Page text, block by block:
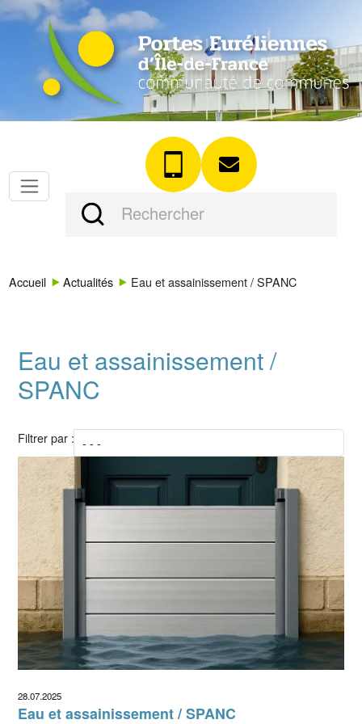
Accueil Actualités Eau et assainissement / SPANC
Eau et assainissement /
SPANC
Filtrer par :
28.07.2025
Eau et assainissement / SPANC